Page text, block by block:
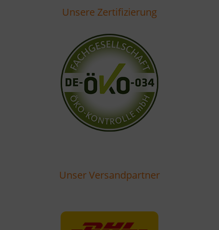
Unsere Zertifizierung
Unser Versandpartner